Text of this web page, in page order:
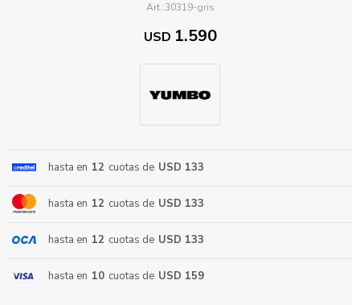
30319-gris
USD 1.590
hasta en 12 cuotas de USD 133
hasta en 12 cuotas de USD 133
hasta en 12 cuotas de USD 133
hasta en 10 cuotas de USD 159